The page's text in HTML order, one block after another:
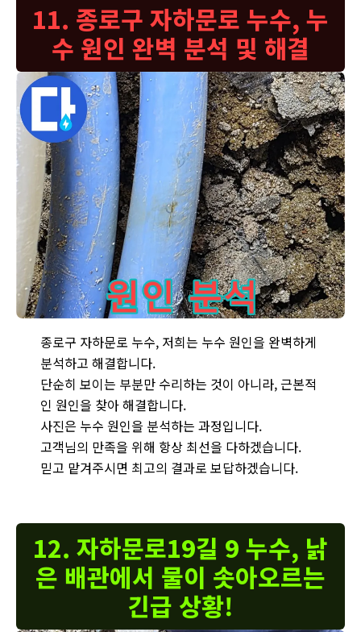
11. 종로구 자하문로 누수, 누
수 원인 완벽 분석 및 해결
종로구 자하문로 누수, 저희는 누수 원인을 완벽하게
분석하고 해결합니다.
단순히 보이는 부분만 수리하는 것이 아니라, 근본적
인 원인을 찾아 해결합니다.
사진은 누수 원인을 분석하는 과정입니다.
고객님의 만족을 위해 항상 최선을 다하겠습니다.
믿고 맡겨주시면 최고의 결과로 보답하겠습니다.
12. 자하문로19길 9 누수, 낡
은 배관에서 물이 솟아오르는
긴급 상황!